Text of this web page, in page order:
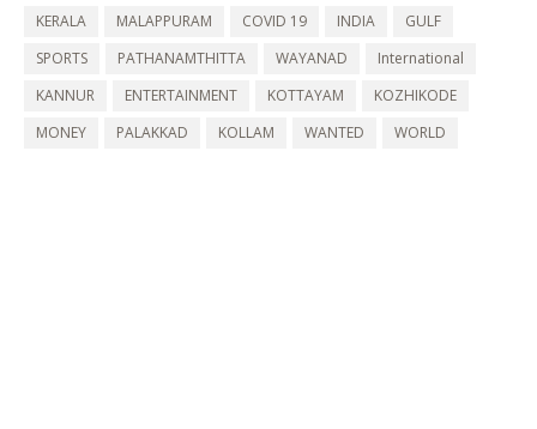
KERALA MALAPPURAM COVID 19 INDIA
GULF
SPORTS
PATHANAMTHITTA WAYANAD
International
KANNUR
ENTERTAINMENT KOTTAYAM
KOZHIKODE
MONEY
PALAKKAD KOLLAM WANTED WORLD